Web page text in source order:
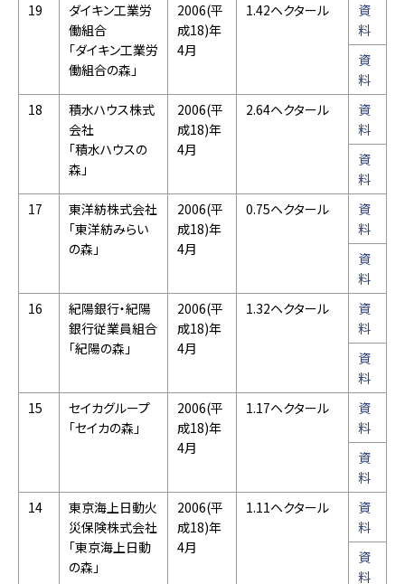
19
ダイキン工業労
働組合
「ダイキン工業労
働組合の森」
2006(平
成18)年
4月
1.42ヘクタール
資
料
資
料
18
積水ハウス株式
会社
「積水ハウスの
森」
2006(平
成18)年
4月
2.64ヘクタール
資
料
資
料
17
東洋紡株式会社
「東洋紡みらい
の森」
2006(平
成18)年
4月
0.75ヘクタール
資
料
資
料
16
紀陽銀行・紀陽
銀行従業員組合
「紀陽の森」
2006(平
成18)年
4月
1.32ヘクタール
資
料
資
料
15
セイカグループ
「セイカの森」
2006(平
成18)年
4月
1.17ヘクタール
資
料
資
料
14
東京海上日動火
災保険株式会社
「東京海上日動
の森」
2006(平
成18)年
4月
1.11ヘクタール
資
料
資
料